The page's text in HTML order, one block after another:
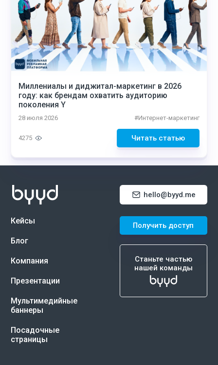
Миллениалы и диджитал-маркетинг в 2026
году: как брендам охватить аудиторию
поколения Y
28 июля 2026 #Интернет-маркетинг
Читать статью
4275
Кейсы
Блог
Компания
Презентации
Мультимедийные
баннеры
Посадочные
страницы
hello@byyd.me
Получить доступ
Станьте частью
нашей команды